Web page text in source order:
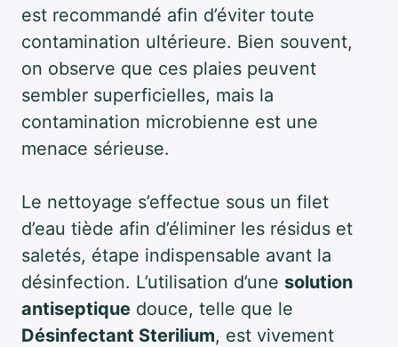
est recommandé afin d’éviter toute
contamination ultérieure. Bien souvent,
on observe que ces plaies peuvent
sembler superficielles, mais la
contamination microbienne est une
menace sérieuse.
Le nettoyage s’effectue sous un filet
d’eau tiède afin d’éliminer les résidus et
saletés, étape indispensable avant la
désinfection. L’utilisation d’une solution
antiseptique douce, telle que le
Désinfectant Sterilium, est vivement